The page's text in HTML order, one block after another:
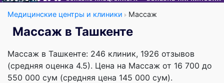
Медицинские центры и клиники Массаж
Массаж в Ташкенте
Массаж в Ташкенте: 246 клиник, 1926 отзывов
(средняя оценка 4.5). Цена на Массаж от 16 700 до
550 000 сум (средняя цена 145 000 сум).